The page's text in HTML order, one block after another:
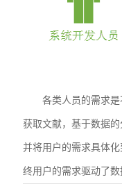
各类人员的需求
获取文献，基于数据
并将用户的需求具体
终用户的需求驱动了